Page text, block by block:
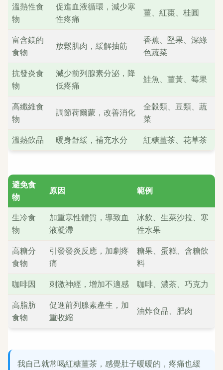
溫熱性食
物
促進血液循環，減少寒
性疼痛
薑、紅棗、桂圓
富含鎂的
食物
放鬆肌肉，緩解抽筋
香蕉、堅果、深綠
色蔬菜
抗發炎食
物
減少前列腺素分泌，降
低疼痛
鮭魚、薑黃、莓果
高纖維食
物
調節荷爾蒙，改善消化
全穀類、豆類、蔬
菜
溫熱飲品
暖身舒緩，補充水分 紅糖薑茶、花草茶
避免食
物
原因 範例
生冷食
物
加重寒性體質，導致血
液凝滯
冰飲、生菜沙拉、寒
性水果
高糖分
食物
引發發炎反應，加劇疼
痛
糖果、蛋糕、含糖飲
料
咖啡因
刺激神經，增加不適感
咖啡、濃茶、巧克力
高脂肪
食物
促進前列腺素產生，加
重收縮
油炸食品、肥肉
我自己就常喝紅糖薑茶，感覺肚子暖暖的，疼痛也緩